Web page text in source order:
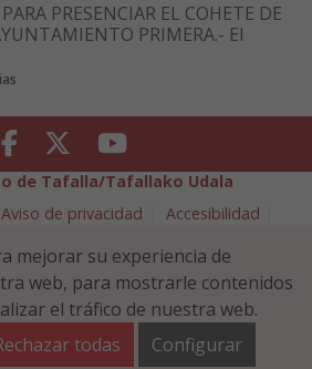
PRESENCIAR EL COHETE DE
PRIMERA.- El
Facebook Twitter Youtube
de Tafalla/Tafallako Udala
Aviso de privacidad
Accesibilidad
Seguridad de la Información
Tafalla (NAVARRA)
948 70 18 11
mejorar su experiencia de
web, para mostrarle contenidos
el tráfico de nuestra web.
todas Configurar